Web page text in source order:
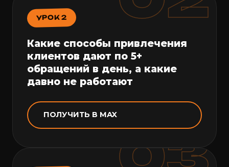
УРОК 2
Какие способы привлечения
клиентов дают по 5+
обращений в день, а какие
давно не работают
ПОЛУЧИТЬ В MAX